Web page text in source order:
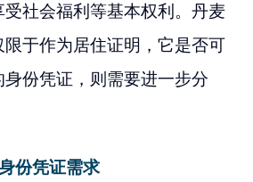
社会福利等基本权利。丹麦
限于作为居住证明，它是否可
身份凭证，则需要进一步分
份凭证需求